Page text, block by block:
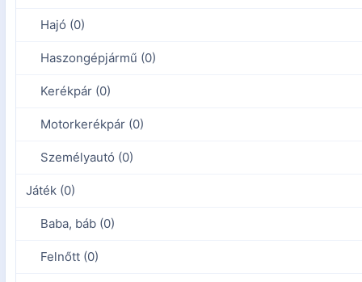
Hajó (0)
Haszongépjármű (0)
Kerékpár (0)
Motorkerékpár (0)
Személyautó (0)
Játék (0)
Baba, báb (0)
Felnőtt (0)